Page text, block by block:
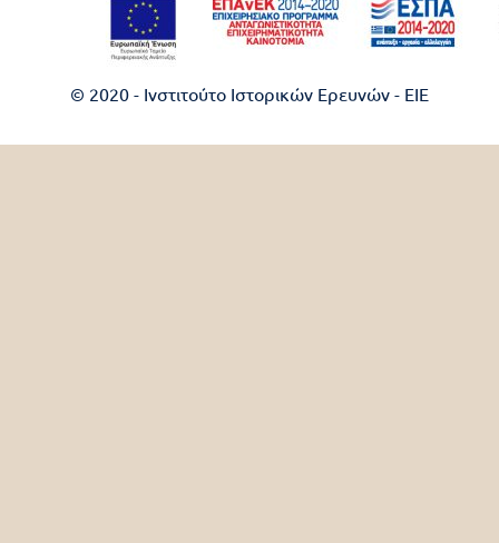
© 2020 - Ινστιτούτο Ιστορικών Ερευνών - EIE